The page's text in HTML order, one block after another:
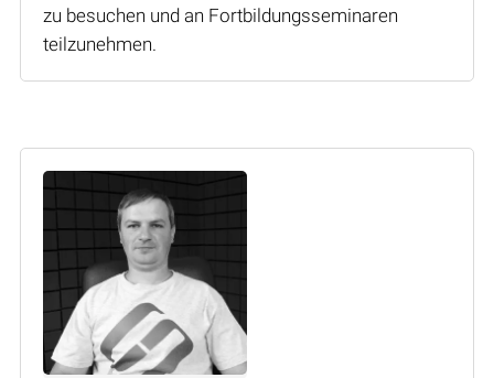
zu besuchen und an Fortbildungsseminaren
teilzunehmen.